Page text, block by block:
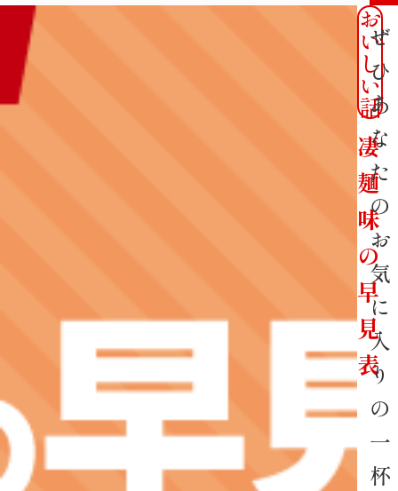
お
い
し
い
話
凄
麺
味
の
早
見
表
ぜ
ひ
あ
な
た
の
お
気
に
入
り
の
一
杯